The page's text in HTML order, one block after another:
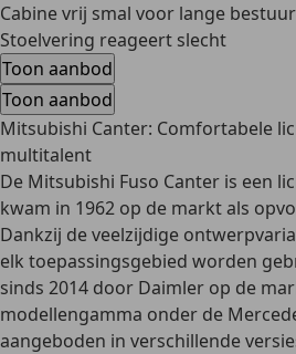
Cabine vrij smal voor lange
Stoelvering reageert slecht
Toon aanbod
Toon aanbod
Mitsubishi Canter: Comfortabele
multitalent
De Mitsubishi Fuso Canter is een
kwam in 1962 op de markt als
Dankzij de veelzijdige
elk toepassingsgebied worden
sinds 2014 door Daimler op de
modellengamma onder de
aangeboden in verschillende